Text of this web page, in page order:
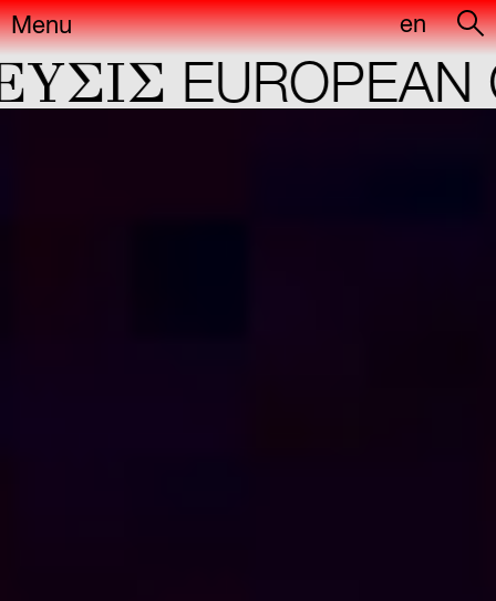
Menu en
EUROPEAN